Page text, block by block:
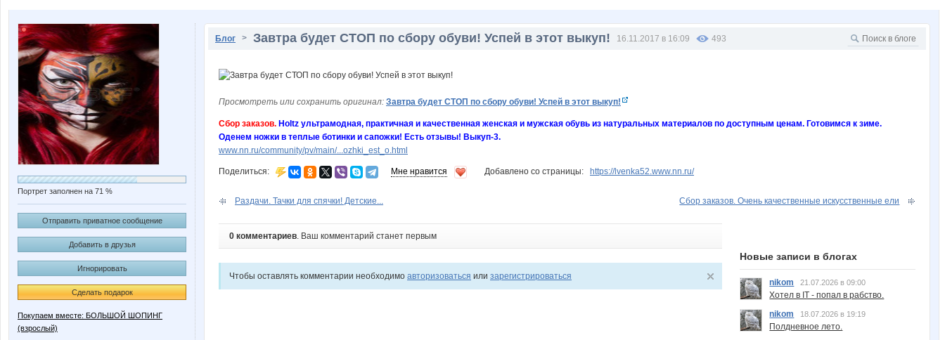
Портрет заполнен на 71 %
Отправить приватное сообщение
Добавить в друзья
Игнорировать
Сделать подарок
Покупаем вместе: БОЛЬШОЙ ШОПИНГ
(взрослый)
Блог > Завтра будет СТОП по сбору обуви! Успей в этот выкуп! 16.11.2017 в 16:09 493
Просмотреть или сохранить оригинал: Завтра будет СТОП по сбору обуви! Успей в этот выкуп!
Сбор заказов. Holtz ультрамодная, практичная и качественная женская и мужская обувь из натуральных материалов по доступным ценам. Готовимся к зиме.
Оденем ножки в теплые ботинки и сапожки! Есть отзывы! Выкуп-3.
www.nn.ru/community/pv/main/...ozhki_est_o.html
Поделиться: Мне нравится Добавлено со страницы: https://lvenka52.www.nn.ru/
Раздачи. Тачки для спячки! Детские... Сбор заказов. Очень качественные искусственные ели
0 комментариев. Ваш комментарий станет первым
Чтобы оставлять комментарии необходимо авторизоваться или зарегистрироваться
Новые записи в блогах
nikom 21.07.2026 в 09:00
Хотел в IT - попал в рабство.
nikom
18.07.2026 в 19:19
Полдневное лето.